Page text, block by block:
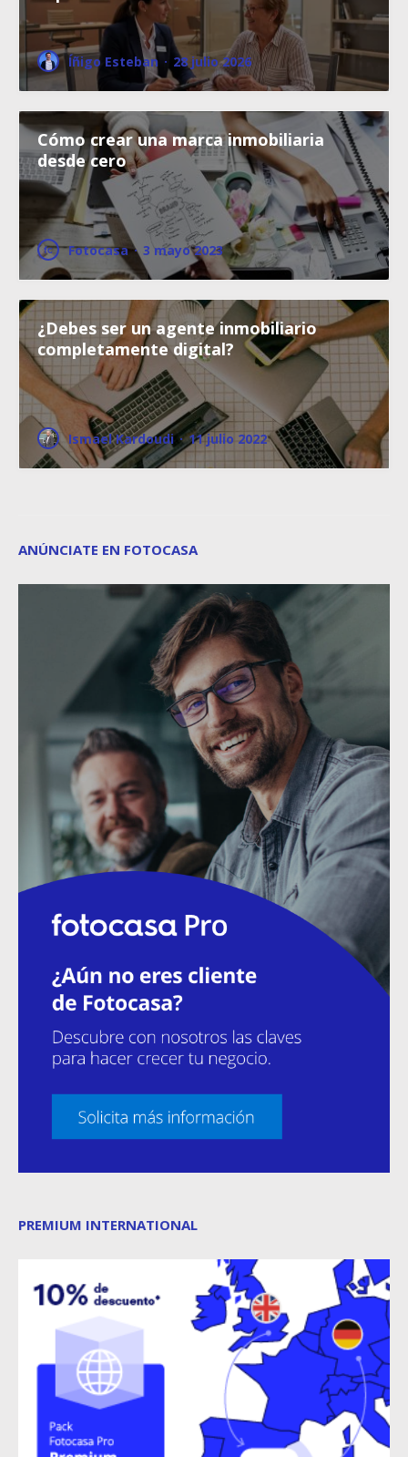
Íñigo Esteban · 28 julio 2026
Cómo crear una marca inmobiliaria
desde cero
Fotocasa · 3 mayo 2023
¿Debes ser un agente inmobiliario
completamente digital?
Ismael Kardoudi · 11 julio 2022
ANÚNCIATE EN FOTOCASA
PREMIUM INTERNATIONAL